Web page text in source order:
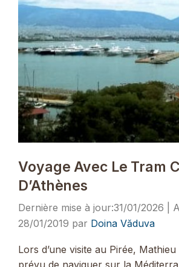
Voyage Avec Le Tram
D’Athènes
31/01/2026
28/01/2019 par Doina Văduva
Lors d’une visite au Pirée,